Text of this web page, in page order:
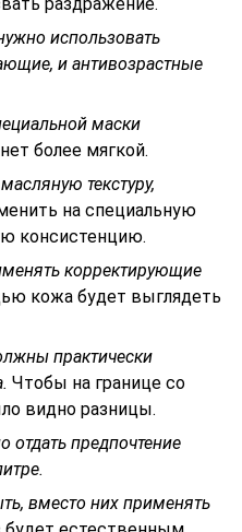
использовать
и антивозрастные
маски
более мягкой.
текстуру,
на специальную
консистенцию.
корректирующие
кожа будет выглядеть
практически
Чтобы на границе со
видно разницы.
отдать предпочтение
вместо них применять